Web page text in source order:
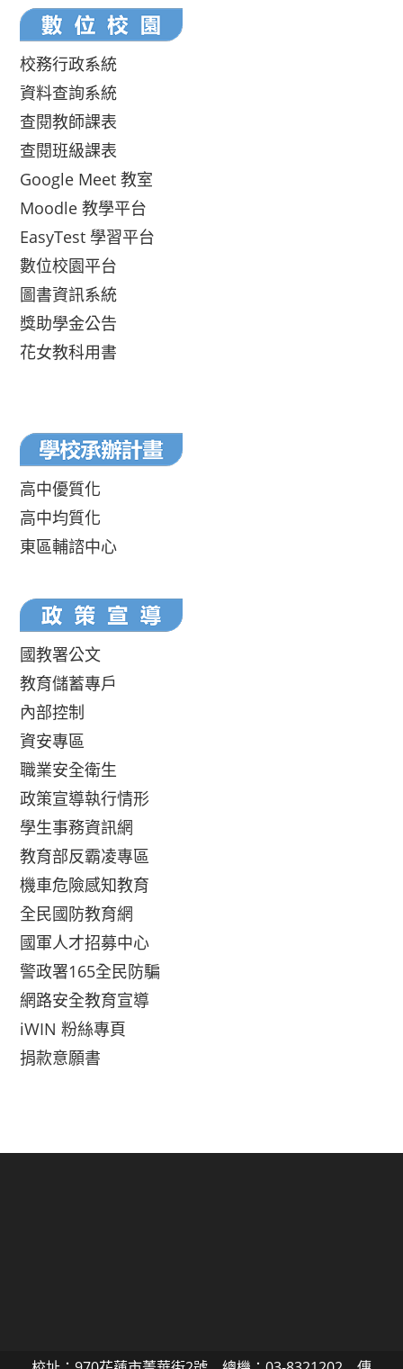
校務行政系統
資料查詢系統
查閱教師課表
查閱班級課表
Google Meet 教室
Moodle 教學平台
EasyTest 學習平台
數位校園平台
圖書資訊系統
獎助學金公告
花女教科用書
高中優質化
高中均質化
東區輔諮中心
國教署公文
教育儲蓄專戶
內部控制
資安專區
職業安全衛生
政策宣導執行情形
學生事務資訊網
教育部反霸凌專區
機車危險感知教育
全民國防教育網
國軍人才招募中心
警政署165全民防騙
網路安全教育宣導
iWIN 粉絲專頁
捐款意願書